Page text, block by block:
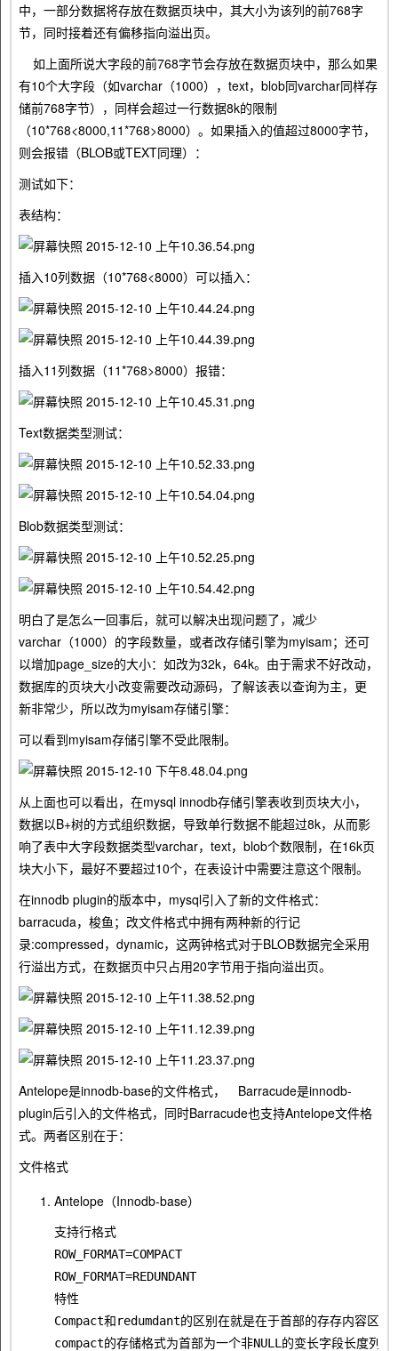
中，一部分数据将存放在数据页块中，其大小为该列的前768字
节，同时接着还有偏移指向溢出页。
如上面所说大字段的前768字节会存放在数据页块中，那么如果
有10个大字段（如varchar（1000），text，blob同varchar同样存
储前768字节），同样会超过一行数据8k的限制
（10*768<8000,11*768>8000）。如果插入的值超过8000字节，
则会报错（BLOB或TEXT同理）：
测试如下：
表结构：
插入10列数据（10*768<8000）可以插入：
插入11列数据（11*768>8000）报错：
Text数据类型测试：
Blob数据类型测试：
明白了是怎么一回事后，就可以解决出现问题了，减少
varchar（1000）的字段数量，或者改存储引擎为myisam；还可
以增加page_size的大小：如改为32k，64k。由于需求不好改动，
数据库的页块大小改变需要改动源码，了解该表以查询为主，更
新非常少，所以改为myisam存储引擎：
可以看到myisam存储引擎不受此限制。
从上面也可以看出，在mysql innodb存储引擎表收到页块大小，
数据以B+树的方式组织数据，导致单行数据不能超过8k，从而影
响了表中大字段数据类型varchar，text，blob个数限制，在16k页
块大小下，最好不要超过10个，在表设计中需要注意这个限制。
在innodb plugin的版本中，mysql引入了新的文件格式：
barracuda，梭鱼；改文件格式中拥有两种新的行记
录:compressed，dynamic，这两钟格式对于BLOB数据完全采用
行溢出方式，在数据页中只占用20字节用于指向溢出页。
Antelope是innodb-base的文件格式， Barracude是innodb-
plugin后引入的文件格式，同时Barracude也支持Antelope文件格
式。两者区别在于：
文件格式
Antelope（Innodb-base）
支持行格式
ROW_FORMAT=COMPACT
ROW_FORMAT=REDUNDANT
特性
Compact和redumdant的区别在就是在于首部的存存内容区别
compact的存储格式为首部为一个非NULL的变长字段长度